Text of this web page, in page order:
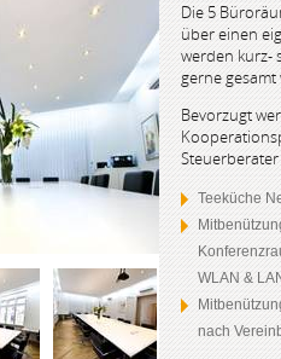
Die 5
über einen
werden kurz-
gerne gesamt
Bevorzugt
Teeküche
WLAN &
nach